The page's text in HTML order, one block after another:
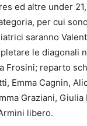
ed altre under
per cui
saranno
le diagonali
Frosini; reparto
Emma Cagnin,
Graziani,
libero.